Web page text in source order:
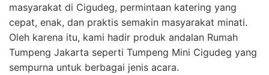
masyarakat di Cigudeg, permintaan katering yang
cepat, enak, dan praktis semakin masyarakat minati.
Oleh karena itu, kami hadir produk andalan Rumah
Tumpeng Jakarta seperti Tumpeng Mini Cigudeg yang
sempurna untuk berbagai jenis acara.